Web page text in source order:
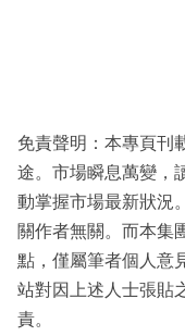
免責聲明：本專頁刊
途。市場瞬息萬變，
動掌握市場最新狀況
關作者無關。而本集
點，僅屬筆者個人意
站對因上述人士張貼
責。